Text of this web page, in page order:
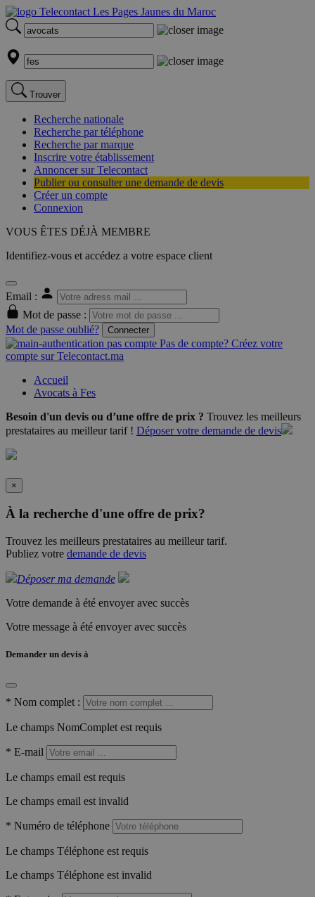
Trouver
Recherche nationale
Recherche par téléphone
Recherche par marque
Inscrire votre établissement
Annoncer sur Telecontact
Publier ou consulter une demande de devis
Créer un compte
Connexion
VOUS ÊTES DÉJÀ MEMBRE
Identifiez-vous et accédez a votre espace client
Email :
Mot de passe :
Mot de passe oublié?
Connecter
Pas de compte? Créez votre
compte sur Telecontact.ma
Accueil
Avocats à Fes
Besoin d'un devis ou d’une offre de prix ? Trouvez les meilleurs
prestataires au meilleur tarif ! Déposer votre demande de devis
×
À la recherche d'une offre de prix?
Trouvez les meilleurs prestataires au meilleur tarif.
Publiez votre demande de devis
Déposer ma demande
Votre demande à été envoyer avec succès
Votre message à été envoyer avec succès
Demander un devis à
* Nom complet :
Le champs NomComplet est requis
* E-mail
Le champs email est requis
Le champs email est invalid
* Numéro de téléphone
Le champs Téléphone est requis
Le champs Téléphone est invalid